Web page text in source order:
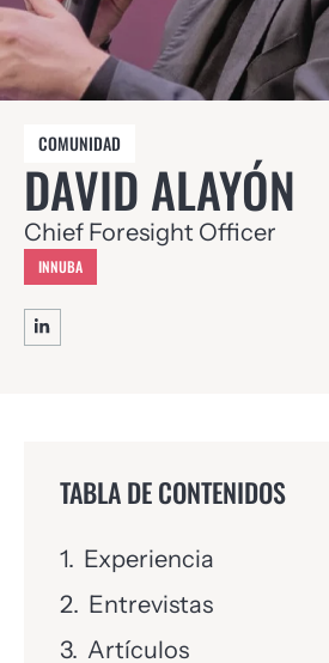
COMUNIDAD
DAVID ALAYÓN
Chief Foresight Officer
INNUBA
TABLA DE CONTENIDOS
Experiencia
Entrevistas
Artículos